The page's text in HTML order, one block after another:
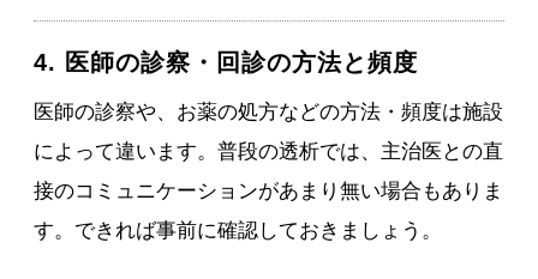
4. 医師の診察・回診の方法と頻度
医師の診察や、お薬の処方などの方法・頻度は施設
によって違います。普段の透析では、主治医との直
接のコミュニケーションがあまり無い場合もありま
す。できれば事前に確認しておきましょう。